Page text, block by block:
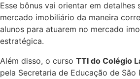
Esse bônus vai orientar em detalhes
mercado imobiliário da maneira
alunos para atuarem no mercado
estratégica.
Além disso, o curso TTI do Colégio
pela Secretaria de Educação de São